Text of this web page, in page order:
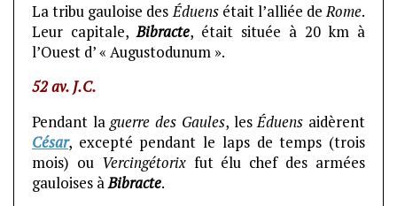
La tribu gauloise desÉduensétait l’alliée deRome.
Leur capitale,Bibracte, était située à 20 km à
l’Ouest d’ « Augustodunum ».
52 av. J.C.
Pendant laguerre des Gaules, lesÉduens aidèrent
César, excepté pendant le laps de temps (trois
mois) ou Vercingétorixfut élu chef des armées
gauloises àBibracte.